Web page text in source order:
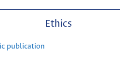
Ethics
publication